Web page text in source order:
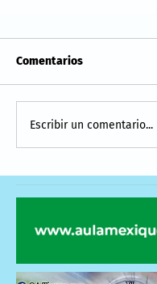
Comentarios
Escribir un comentario...